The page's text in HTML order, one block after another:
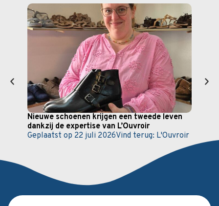
Nieuwe schoenen krijgen een tweede leven
dankzij de expertise van L’Ouvroir
Geplaatst op 22 juli 2026Vind terug: L'Ouvroir